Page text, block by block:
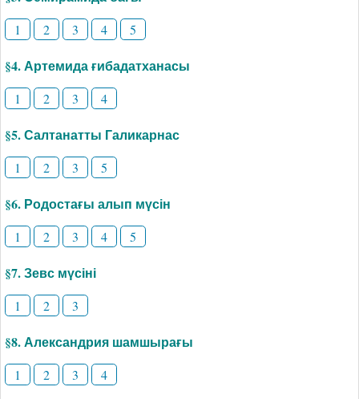
1 2 3 4 5
§4. Артемида ғибадатханасы
1 2 3 4
§5. Салтанатты Галикарнас
1 2 3 5
§6. Родостағы алып мүсін
1 2 3 4 5
§7. Зевс мүсіні
1 2 3
§8. Александрия шамшырағы
1 2 3 4